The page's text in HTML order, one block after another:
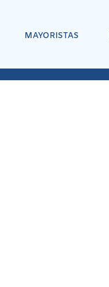
MAYORISTAS